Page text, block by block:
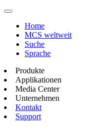
Home
MCS weltweit
Suche
Sprache
Produkte
Applikationen
Media Center
Unternehmen
Kontakt
Support